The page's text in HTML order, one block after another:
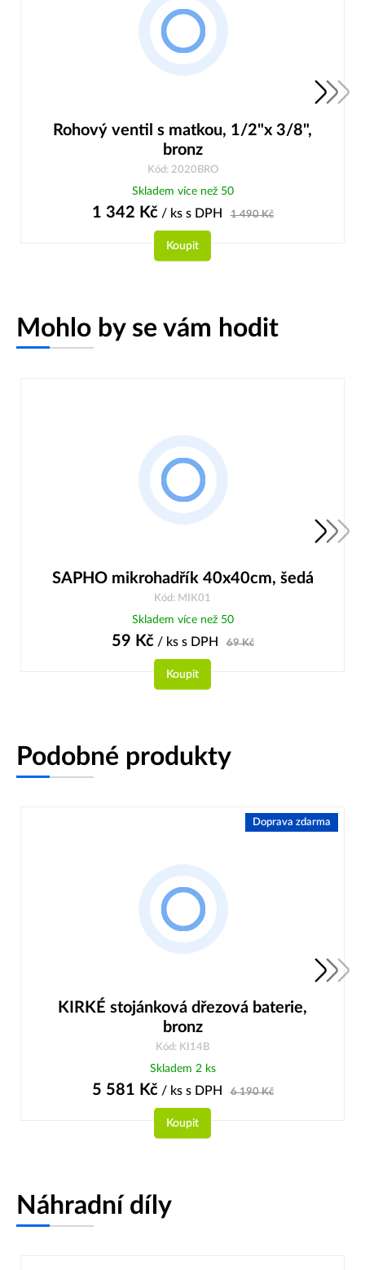
Rohový ventil s matkou, 1/2"x 3/8",
bronz
Kód: 2020BRO
Skladem více než 50
1 342 Kč/ ks s DPH 1 490Kč
Koupit
Mohlo by se vám hodit
SAPHO mikrohadřík 40x40cm, šedá
Kód: MIK01
Skladem více než 50
59 Kč/ ks s DPH 69Kč
Koupit
Podobné produkty
Doprava zdarma
KIRKÉ stojánková dřezová baterie,
bronz
Kód: KI14B
Skladem 2 ks
5 581 Kč/ ks s DPH 6 190Kč
Koupit
Náhradní díly